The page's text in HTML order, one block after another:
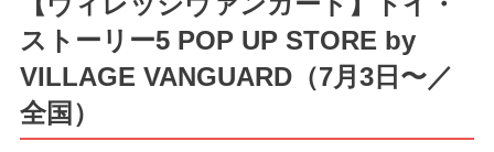
ストーリー5 POP UP STORE by
VILLAGE VANGUARD（7月3日〜／
全国）